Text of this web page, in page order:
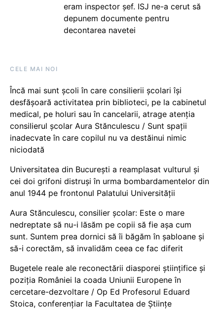
eram inspector șef. ISJ ne-a cerut să
depunem documente pentru
decontarea navetei
CELE MAI NOI
Încă mai sunt școli în care consilierii școlari își
desfășoară activitatea prin biblioteci, pe la cabinetul
medical, pe holuri sau în cancelarii, atrage atenția
consilierul școlar Aura Stănculescu / Sunt spații
inadecvate în care copilul nu va destăinui nimic
niciodată
Universitatea din București a reamplasat vulturul și
cei doi grifoni distruși în urma bombardamentelor din
anul 1944 pe frontonul Palatului Universității
Aura Stănculescu, consilier școlar: Este o mare
nedreptate să nu-i lăsăm pe copii să fie așa cum
sunt. Suntem prea dornici să îi băgăm în șabloane și
să-i corectăm, să invalidăm ceea ce fac diferit
Bugetele reale ale reconectării diasporei științifice și
poziția României la coada Uniunii Europene în
cercetare-dezvoltare / Op Ed Profesorul Eduard
Stoica, conferențiar la Facultatea de Științe